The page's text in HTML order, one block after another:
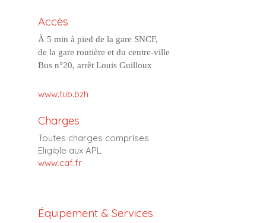
Accès
À 5 min à pied de la gare SNCF,
de la gare routière et du centre-ville
Bus n°20, arrêt Louis Guilloux
www.tub.bzh
Charges
Toutes charges comprises
Eligible aux APL
www.caf.fr
Équipement & Services